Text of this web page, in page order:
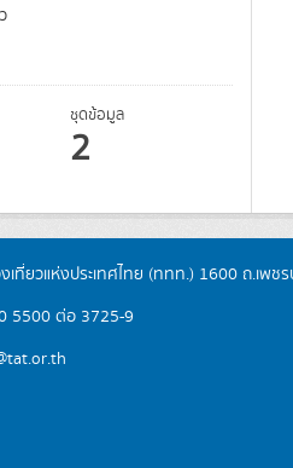
ชุดข้อมูล
2
เที่ยวแห่งประเทศไทย (ททท.) 1600 ถ.เพช
5500 ต่อ 3725-9